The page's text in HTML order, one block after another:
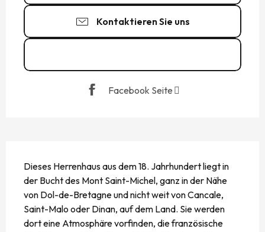
Kontaktieren Sie uns
Facebook Seite
Dieses Herrenhaus aus dem 18. Jahrhundert liegt in
der Bucht des Mont Saint-Michel, ganz in der Nähe
von Dol-de-Bretagne und nicht weit von Cancale,
Saint-Malo oder Dinan, auf dem Land. Sie werden
dort eine Atmosphäre vorfinden, die französische